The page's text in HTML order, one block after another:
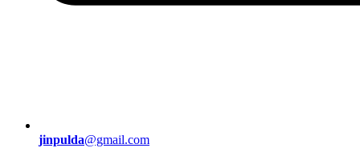
jinpulda@gmail.com